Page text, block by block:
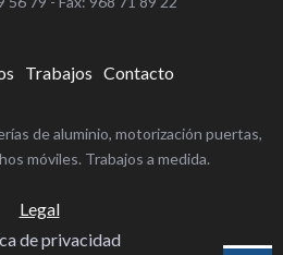
Trabajos Contacto
de aluminio, motorización puertas,
móviles. Trabajos a medida.
Legal
de privacidad